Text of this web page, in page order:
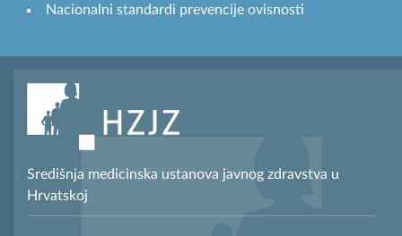
Nacionalni standardi prevencije ovisnosti
Središnja medicinska ustanova javnog zdravstva u
Hrvatskoj